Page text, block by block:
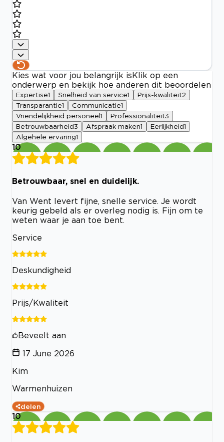
Kies wat voor jou belangrijk is Klik op een
onderwerp en bekijk hoe anderen dit beoordelen
Expertise1 Snelheid van service1 Prijs-kwaliteit2
Transparantie1 Communicatie1
Vriendelijkheid personeel 1 Professionaliteit3
Betrouwbaarheid3 Afspraak maken1 Eerlijkheid1
Algehele ervaring1
10
Betrouwbaar, snel en duidelijk.
Van Went levert fijne, snelle service. Je wordt
keurig gebeld als er overleg nodig is. Fijn om te
weten waar je aan toe bent.
Service
Deskundigheid
Prijs/Kwaliteit
Beveelt aan
17 June 2026
Kim
Warmenhuizen
delen
10